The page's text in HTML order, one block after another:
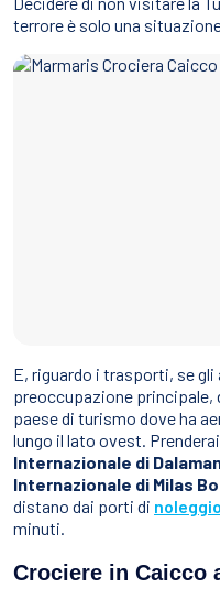
terrore è solo una
E, riguardo i trasporti, se
preoccupazione principale,
paese di turismo dove ha
lungo il lato ovest.
Internazionale di
Internazionale di Milas
distano dai porti di
minuti.
Crociere in Caicco